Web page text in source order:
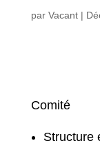
par Vacant|
Comité
Structure